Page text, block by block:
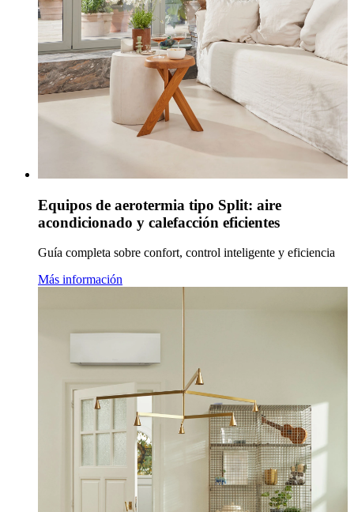
Equipos de aerotermia tipo Split: aire
acondicionado y calefacción eficientes
Guía completa sobre confort, control inteligente y eficiencia
Más información